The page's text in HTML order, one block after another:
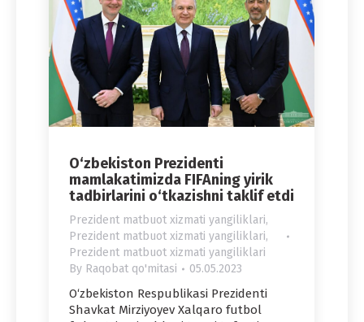
O‘zbekiston Prezidenti
mamlakatimizda FIFAning yirik
tadbirlarini o‘tkazishni taklif etdi
Prezident matbuot xizmati yangiliklari,
Prezident matbuot xizmati yangiliklari,
Prezident matbuot xizmati yangiliklari
By Raqobat qo'mitasi 05.05.2023
O‘zbekiston Respublikasi Prezidenti
Shavkat Mirziyoyev Xalqaro futbol